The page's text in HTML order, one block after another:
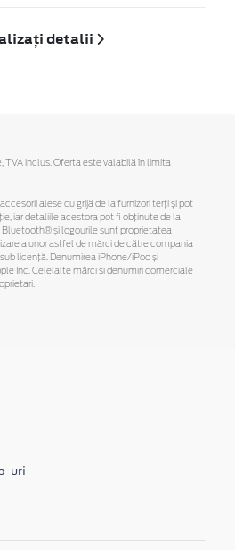
detalii
TVA inclus. Oferta este valabilă în limita
alese cu grijă de la furnizori terți și pot
iar detaliile acestora pot fi obținute de la
Bluetooth® și logourile sunt proprietatea
a unor astfel de mărci de către compania
licență. Denumirea iPhone/iPod și
Inc. Celelalte mărci și denumiri comerciale
uri